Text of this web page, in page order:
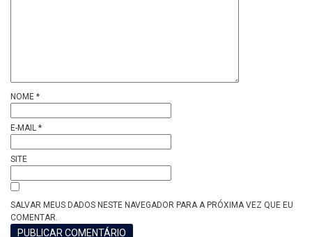
NOME *
E-MAIL *
SITE
SALVAR MEUS DADOS NESTE NAVEGADOR PARA A PRÓXIMA VEZ QUE EU
COMENTAR.